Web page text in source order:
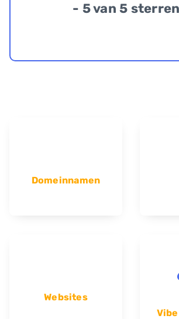
- 5 van 5
Domeinnamen
Websites